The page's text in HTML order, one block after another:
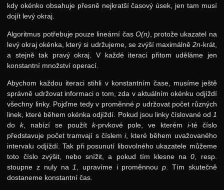
kdy okénko obsahuje přesně nejkratší časový úsek, jen tam musí
dojít levý okraj.
Algoritmus potřebuje pouze lineární čas O(n) , protože ukazatel na
levý okraj okénka, který si udržujeme, se zvýší maximálně 2n-krát,
a stejně tak pravý okraj. V každé iteraci přitom uděláme jen
konstantní množství operací.
Abychom každou iteraci stihli v konstantním čase, musíme ještě
správně udržovat informaci o tom, zda v aktuálním okénku odjíždí
všechny linky. Pojďme tedy v proměnnép udržovat počet různých
linek, které během okénka odjíždí. Pokud jsou linky číslované od 1
dok, nabízí se použít k-prvkové pole, ve kterém i-té číslo
představuje počet tramvají s číslemi, které během uvažovaného
intervalu odjíždí. Tak při posunutí libovolného ukazatele můžeme
toto číslo zvýšit, nebo snížit, a pokud tím klesne na0 , resp.
stoupne z nuly na
1 , upravíme i proměnnoup . Tím skutečně
dostaneme konstantní čas.
22. ročník: 09/10
20. ročník: 07/08
19. ročník: 06/07
17. ročník: 04/05
16. ročník: 03/04
15. ročník: 02/03
14. ročník: 01/02
13. ročník: 00/01
12. ročník: 99/00